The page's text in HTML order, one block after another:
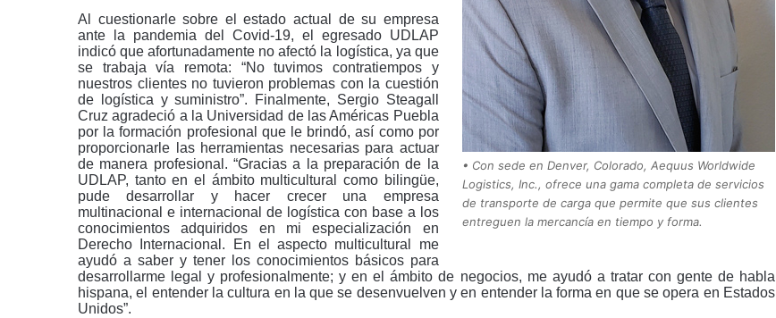
• Con sede en Denver, Colorado, Aequus Worldwide
Logistics, Inc., ofrece una gama completa de servicios
de transporte de carga que permite que sus clientes
entreguen la mercancía en tiempo y forma.
Al cuestionarle sobre el estado actual de su empresa
ante la pandemia del Covid-19, el egresado UDLAP
indicó que afortunadamente no afectó la logística, ya que
se trabaja vía remota: “No tuvimos contratiempos y
nuestros clientes no tuvieron problemas con la cuestión
de logística y suministro”. Finalmente, Sergio Steagall
Cruz agradeció a la Universidad de las Américas Puebla
por la formación profesional que le brindó, así como por
proporcionarle las herramientas necesarias para actuar
de manera profesional. “Gracias a la preparación de la
UDLAP, tanto en el ámbito multicultural como bilingüe,
pude desarrollar y hacer crecer una empresa
multinacional e internacional de logística con base a los
conocimientos adquiridos en mi especialización en
Derecho Internacional. En el aspecto multicultural me
ayudó a saber y tener los conocimientos básicos para
desarrollarme legal y profesionalmente; y en el ámbito de negocios, me ayudó a tratar con gente de habla
hispana, el entender la cultura en la que se desenvuelven y en entender la forma en que se opera en Estados
Unidos”.